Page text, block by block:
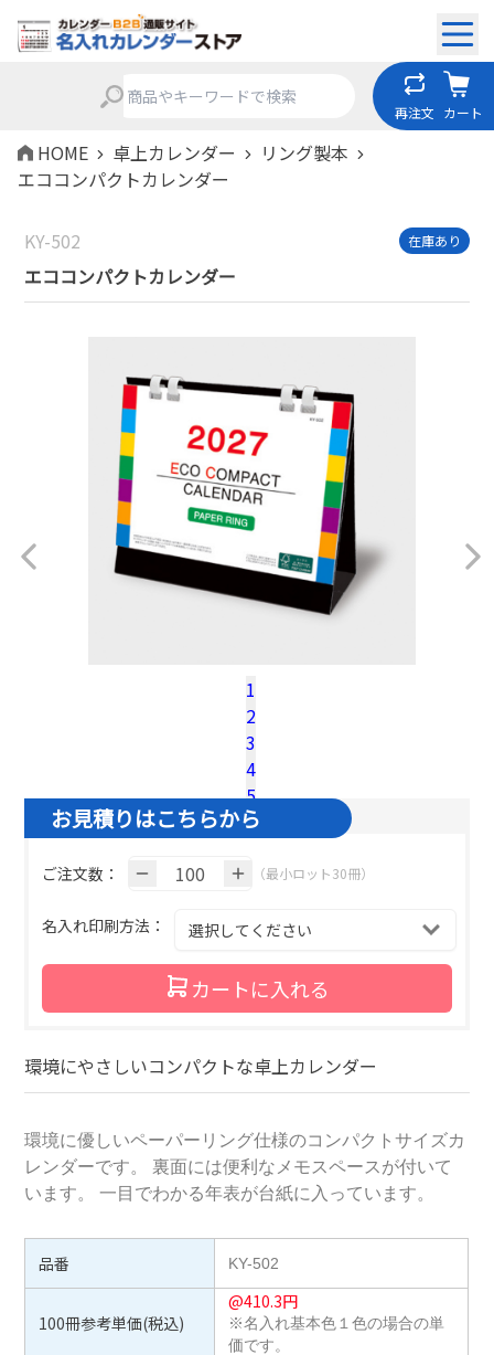
再注文 カート
HOME 卓上カレンダー
リング製本
エココンパクトカレンダー
KY-502 在庫あり
エココンパクトカレンダー
1
2
3
4
5
税込100冊参考単価：
名入れ基本色１色の場合の単価です。
お見積りはこちらから
ご注文数： （最小ロット30冊）
名入れ印刷方法：
カートに入れる
環境にやさしいコンパクトな卓上カレンダー
環境に優しいペーパーリング仕様のコンパクトサイズカ
レンダーです。 裏面には便利なメモスペースが付いて
います。 一目でわかる年表が台紙に入っています。
品番 KY-502
100冊参考単価(税込)
@410.3円
※名入れ基本色１色の場合の単
価です。